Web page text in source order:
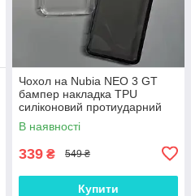
Чохол на Nubia NEO 3 GT
бампер накладка TPU
силіконовий протиударний
оригінальний "W-SHEILD"
В наявності
339 ₴ 549 ₴
Купити